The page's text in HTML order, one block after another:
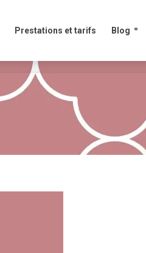
Prestations et tarifs Blog